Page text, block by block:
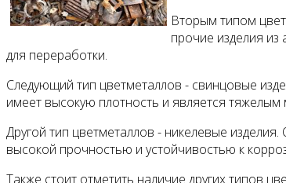
Вторым типом
прочие изделия
для переработки.
Следующий тип цветметаллов - свинцовые
имеет высокую плотность и является
Другой тип цветметаллов - никелевые
высокой прочностью и устойчивостью к
Также стоит отметить наличие других типов